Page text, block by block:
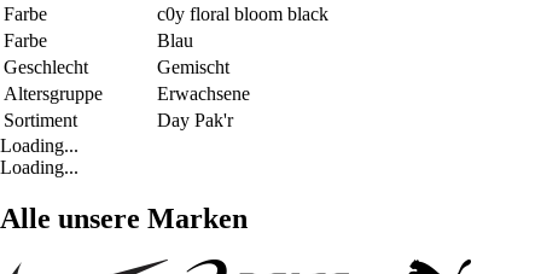
Farbe
c0y floral bloom black
Farbe
Blau
Geschlecht
Gemischt
Altersgruppe
Erwachsene
Sortiment
Day Pak'r
Loading...
Loading...
Alle unsere Marken